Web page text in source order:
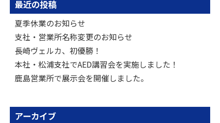
最近の投稿
夏季休業のお知らせ
支社・営業所名称変更のお知らせ
長崎ヴェルカ、初優勝！
本社・松浦支社でAED講習会を実施しました！
鹿島営業所で展示会を開催しました。
アーカイブ